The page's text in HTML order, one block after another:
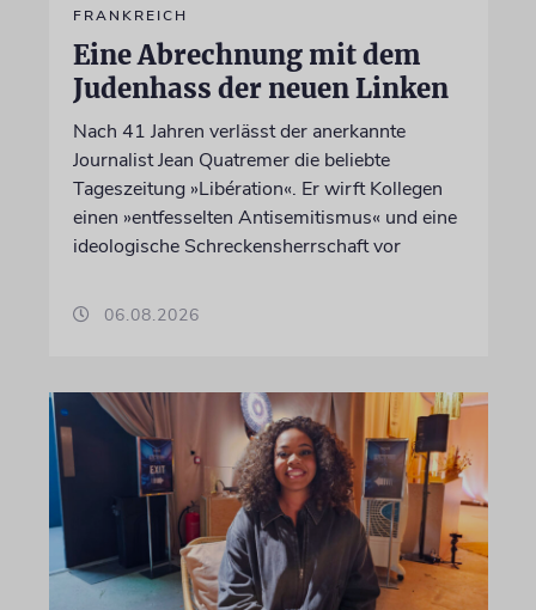
FRANKREICH
Eine Abrechnung mit dem
Judenhass der neuen Linken
Nach 41 Jahren verlässt der anerkannte
Journalist Jean Quatremer die beliebte
Tageszeitung »Libération«. Er wirft Kollegen
einen »entfesselten Antisemitismus« und eine
ideologische Schreckensherrschaft vor
06.08.2026